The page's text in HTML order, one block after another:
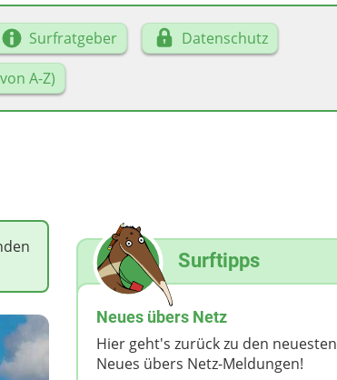
Surfratgeber
Datenschutz
A-Z)
Surftipps
Neues übers Netz
Hier geht's zurück zu den neuesten
Neues übers Netz-Meldungen!